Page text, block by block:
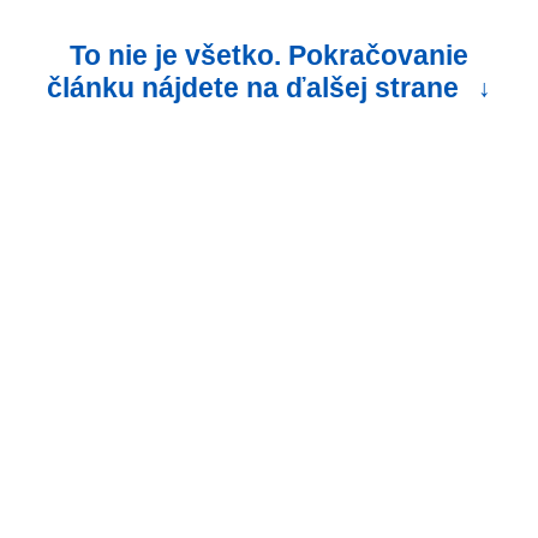
To nie je všetko. Pokračovanie
článku nájdete na ďalšej strane
↓